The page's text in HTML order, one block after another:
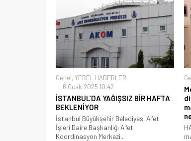
Genel, YEREL HABERLER
6 Ocak 2025 10:42
İSTANBUL’DA YAĞIŞSIZ BİR HAFTA
BEKLENİYOR
İstanbul Büyükşehir Belediyesi Afet
İşleri Daire Başkanlığı Afet
Koordinasyon Merkezi...